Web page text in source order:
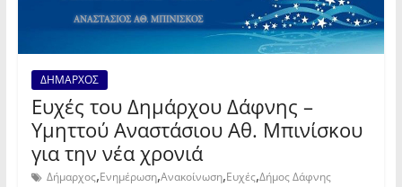
ΔΗΜΑΡΧΟΣ
Ευχές του Δημάρχου Δάφνης –
Υμηττού Αναστάσιου Αθ. Μπινίσκου
για την νέα χρονιά
Δήμαρχος,Ενημέρωση,Ανακοίνωση,Ευχές,Δήμος Δάφνης